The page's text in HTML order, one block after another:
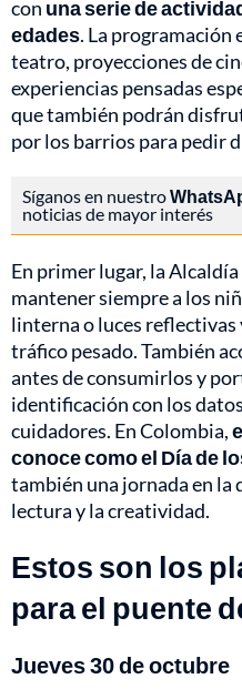
con una serie de
edades. La programación
teatro, proyecciones de
experiencias pensadas
que también podrán
por los barrios para pedir
Síganos en nuestro
noticias de mayor interés
En primer lugar, la
mantener siempre a los
linterna o luces reflectivas
tráfico pesado. También
antes de consumirlos y
identificación con los
cuidadores. En Colombia,
conoce como el Día de
también una jornada en la
lectura y la creatividad.
Estos son los
para el puente
Jueves 30 de octubre